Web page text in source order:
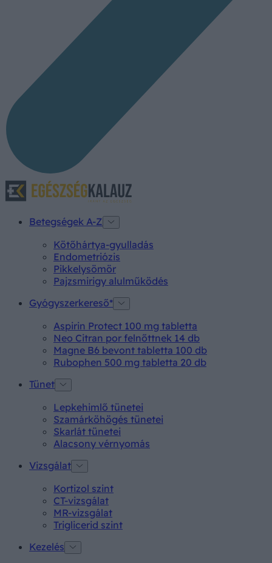
Betegségek A-Z
Kötőhártya-gyulladás
Endometriózis
Pikkelysömör
Pajzsmirigy alulműködés
Gyógyszerkereső*
Aspirin Protect 100 mg tabletta
Neo Citran por felnőttnek 14 db
Magne B6 bevont tabletta 100 db
Rubophen 500 mg tabletta 20 db
Tünet
Lepkehimlő tünetei
Szamárköhögés tünetei
Skarlát tünetei
Alacsony vérnyomás
Vizsgálat
Kortizol szint
CT-vizsgálat
MR-vizsgálat
Triglicerid szint
Kezelés